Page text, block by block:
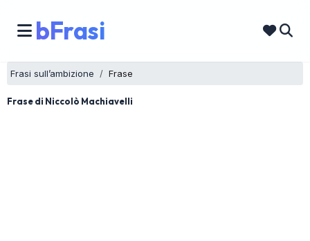
bFrasi
Frasi sull’ambizione Frase
Frase di Niccolò Machiavelli